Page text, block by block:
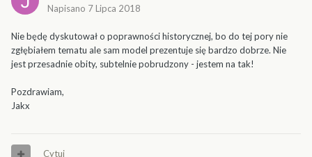
Napisano 7 Lipca 2018
Nie będę dyskutował o poprawności historycznej, bo do tej pory nie
zgłębiałem tematu ale sam model prezentuje się bardzo dobrze. Nie
jest przesadnie obity, subtelnie pobrudzony - jestem na tak!
Pozdrawiam,
Jakx
Cytuj